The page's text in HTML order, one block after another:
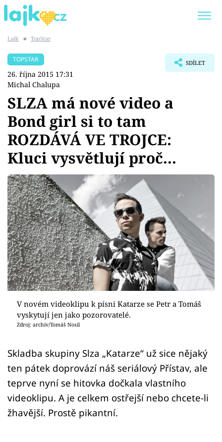
SHOPAHOLICADEL
Témata
Showbyznys
Youtubeři
Virály
Sex a vztahy
Videa
Sledujte prima+
Přihlášení
Lajk ■ TopStar
TOPSTAR
26. října 2015 17:31
Michal Chalupa
SDÍLET
SLZA má nové video a
Bond girl si to tam
ROZDÁVÁ VE TROJCE:
Kluci vysvětlují proč...
V novém videoklipu k písni Katarze se Petr a Tomáš
vyskytují jen jako pozorovatelé.
Zdroj: archiv/Tomáš Nosil
Skladba skupiny Slza „Katarze“ už sice nějaký
ten pátek doprovází náš seriálový Přístav, ale
teprve nyní se hitovka dočkala vlastního
videoklipu. A je celkem ostřejší nebo chcete-li
žhavější. Prostě pikantní.